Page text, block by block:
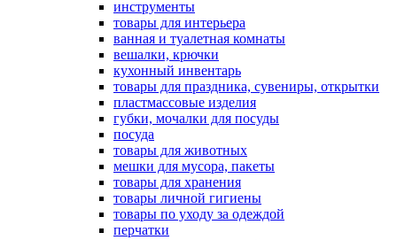
инструменты
товары для интерьера
ванная и туалетная комнаты
вешалки, крючки
кухонный инвентарь
товары для праздника, сувениры, открытки
пластмассовые изделия
губки, мочалки для посуды
посуда
товары для животных
мешки для мусора, пакеты
товары для хранения
товары личной гигиены
товары по уходу за одеждой
перчатки